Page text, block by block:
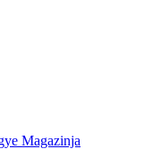
Magazinja